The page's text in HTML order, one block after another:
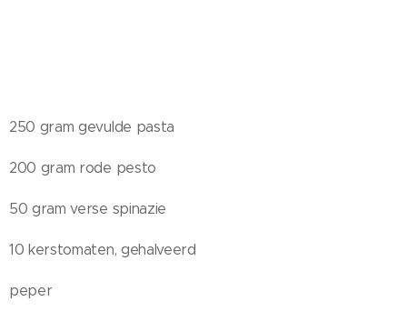
250 gram gevulde pasta
200 gram rode pesto
50 gram verse spinazie
10 kerstomaten, gehalveerd
peper